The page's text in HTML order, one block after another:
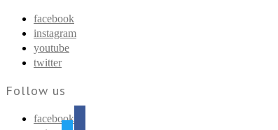
facebook
instagram
youtube
twitter
Follow us
facebook